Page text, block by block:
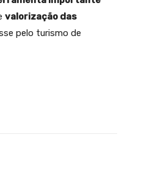
valorização das
pelo turismo de